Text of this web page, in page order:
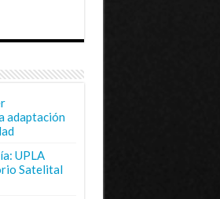
adaptación
UPLA
Satelital